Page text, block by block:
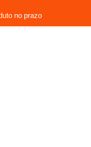
no prazo